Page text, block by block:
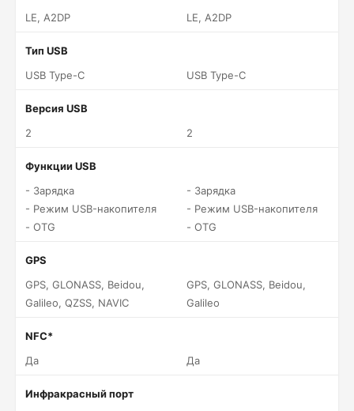
LE, A2DP
LE, A2DP
Тип USB
USB Type-C
USB Type-C
Версия USB
2
2
Функции USB
- Зарядка
- Режим USB-накопителя
- OTG
- Зарядка
- Режим USB-накопителя
- OTG
GPS
GPS, GLONASS, Beidou,
Galileo, QZSS, NAVIC
GPS, GLONASS, Beidou,
Galileo
NFC*
Да
Да
Инфракрасный порт